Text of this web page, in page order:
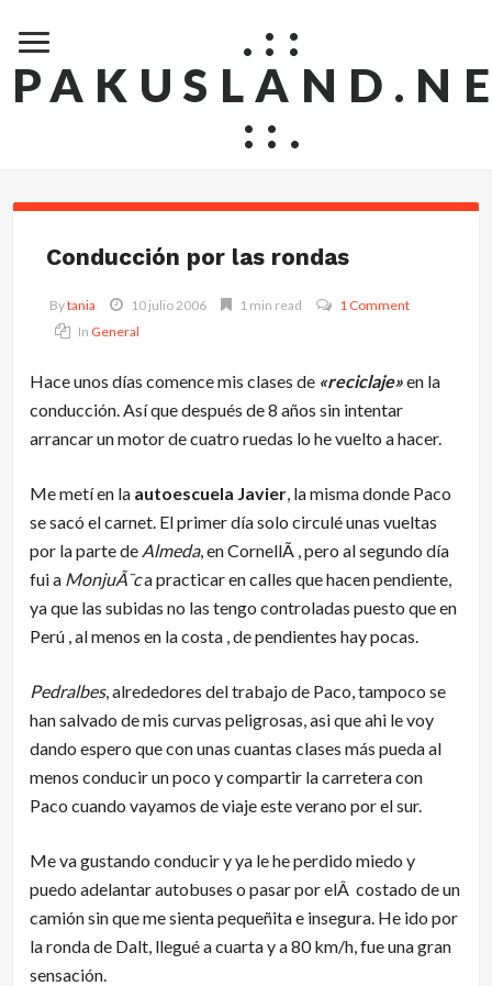
.::
::.
Conducción por las rondas
Bytania 10 julio 2006 1 min read
1 Comment
In General
Hace unos días comence mis clases de «reciclaje»en la
conducción. Así que después de 8 años sin intentar
arrancar un motor de cuatro ruedas lo he vuelto a hacer.
Me metí en la autoescuela Javier, la misma donde Paco
se sacó el carnet. El primer día solo circulé unas vueltas
por la parte de Almeda, en CornellÃ , pero al segundo día
fui a MonjuÃ¯ca practicar en calles que hacen pendiente,
ya que las subidas no las tengo controladas puesto que en
Perú , al menos en la costa , de pendientes hay pocas.
Pedralbes, alrededores del trabajo de Paco, tampoco se
han salvado de mis curvas peligrosas, asi que ahi le voy
dando espero que con unas cuantas clases más pueda al
menos conducir un poco y compartir la carretera con
Paco cuando vayamos de viaje este verano por el sur.
Me va gustando conducir y ya le he perdido miedo y
puedo adelantar autobuses o pasar por elÂ costado de un
camión sin que me sienta pequeñita e insegura. He ido por
la ronda de Dalt, llegué a cuarta y a 80 km/h, fue una gran
sensación.